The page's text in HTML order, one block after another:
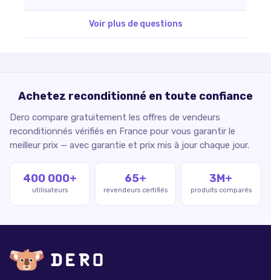
Voir plus de questions
Achetez reconditionné en toute confiance
Dero compare gratuitement les offres de vendeurs
reconditionnés vérifiés en France pour vous garantir le
meilleur prix — avec garantie et prix mis à jour chaque jour.
400 000+
utilisateurs
65+
revendeurs certifiés
3M+
produits comparés